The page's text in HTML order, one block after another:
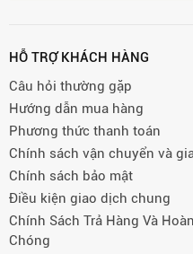
HỖ TRỢ KHÁCH HÀNG
Câu hỏi thường gặp
Hướng dẫn mua hàng
Phương thức thanh toán
Chính sách vận chuyển và
Chính sách bảo mật
Điều kiện giao dịch chung
Chính Sách Trả Hàng Và
Chóng